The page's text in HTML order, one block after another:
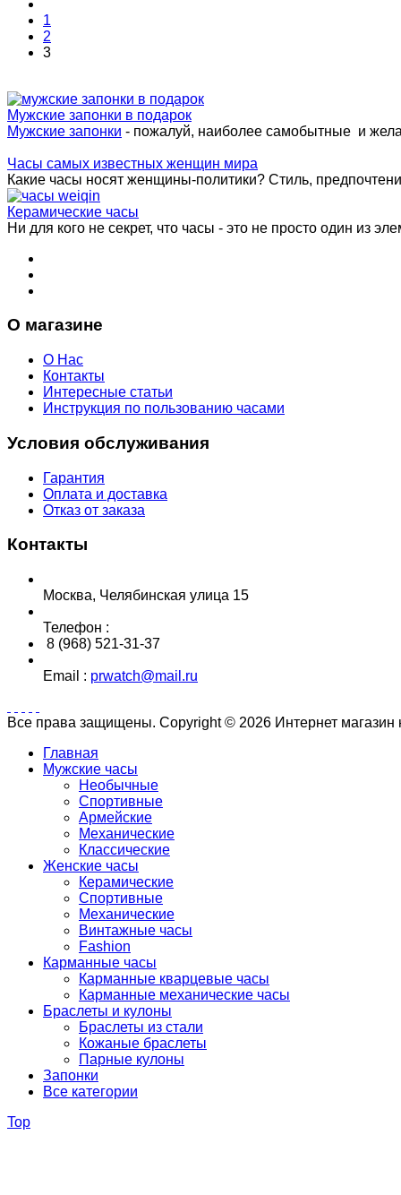
1
2
3
Мужские запонки в подарок
Мужские запонки - пожалуй, наиболее самобытные и
Часы самых известных женщин мира
Какие часы носят женщины-политики? Стиль,
Керамические часы
Ни для кого не секрет, что часы - это не просто один из
О магазине
О Нас
Контакты
Интересные статьи
Инструкция по пользованию часами
Условия обслуживания
Гарантия
Оплата и доставка
Отказ от заказа
Контакты
Москва, Челябинская улица 15
Телефон :
8 (968) 521-31-37
Email : prwatch@mail.ru
Все права защищены. Copyright © 2026 Интернет магазин
Главная
Мужские часы
Необычные
Спортивные
Армейские
Механические
Классические
Женские часы
Керамические
Спортивные
Механические
Винтажные часы
Fashion
Карманные часы
Карманные кварцевые часы
Карманные механические часы
Браслеты и кулоны
Браслеты из стали
Кожаные браслеты
Парные кулоны
Запонки
Все категории
Top